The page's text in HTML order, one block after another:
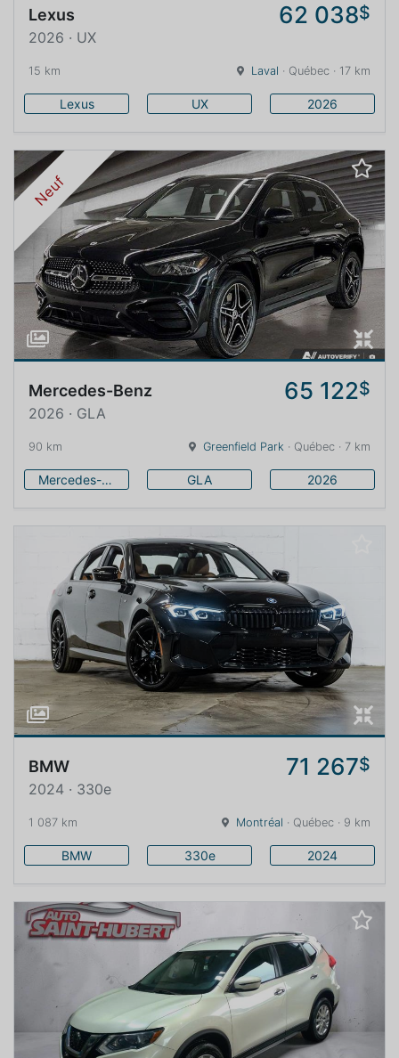
Lexus 62 038$
2026 · UX
15 km Laval · Québec · 17 km
Lexus UX 2026
Neuf
Mercedes-Benz 65 122$
2026 · GLA
90 km Greenfield Park · Québec · 7 km
Mercedes-Benz GLA 2026
BMW 71 267$
2024 · 330e
1 087 km Montréal · Québec · 9 km
BMW 330e 2024